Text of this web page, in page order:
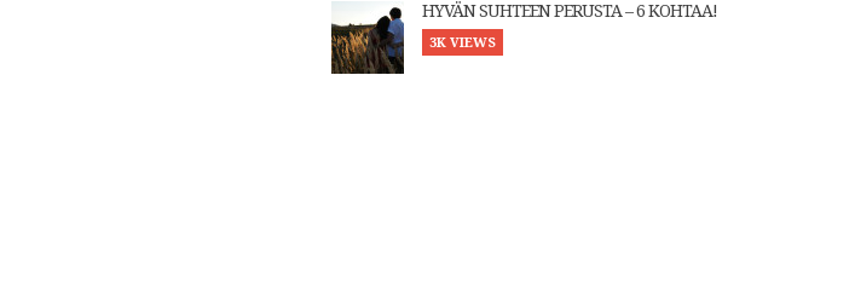
HYVÄN SUHTEEN PERUSTA – 6 KOHTAA!
3K VIEWS